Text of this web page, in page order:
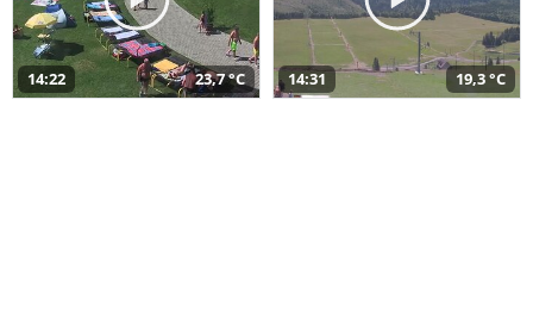
14:22 23,7 °C 14:31 19,3 °C